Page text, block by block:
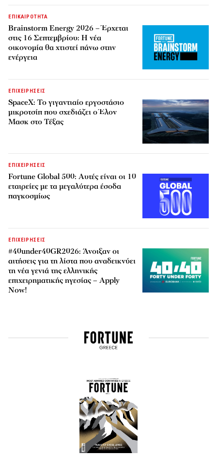
ΕΠΙΚΑΙΡΟΤΗΤΑ
Brainstorm Energy 2026 – Έρχεται
στις 16 Σεπτεμβρίου: Η νέα
οικονομία θα χτιστεί πάνω στην
ενέργεια
ΕΠΙΧΕΙΡΗΣΕΙΣ
SpaceX: Το γιγαντιαίο εργοστάσιο
μικροτσίπ που σχεδιάζει ο Έλον
Μασκ στο Τέξας
ΕΠΙΧΕΙΡΗΣΕΙΣ
Fortune Global 500: Αυτές είναι οι 10
εταιρείες με τα μεγαλύτερα έσοδα
παγκοσμίως
ΕΠΙΧΕΙΡΗΣΕΙΣ
#40under40GR2026: Άνοιξαν οι
αιτήσεις για τη λίστα που αναδεικνύει
τη νέα γενιά της ελληνικής
επιχειρηματικής ηγεσίας – Apply
Now!